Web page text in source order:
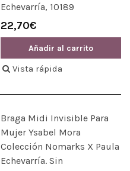
Echevarría, 10189
22,70€
Añadir al carrito
Vista rápida
Braga Midi Invisible Para
Mujer Ysabel Mora
Colección Nomarks X Paula
Echevarría. Sin